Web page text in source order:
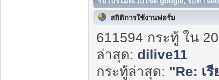
สถิติการใช้งานฟอรั่ม
611594 กระทู้ ใน
ล่าสุด: dilive11
กระทู้ล่าสุด: "Re: เ